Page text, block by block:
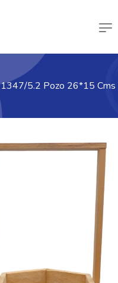
1347/5.2 Pozo 26*15 Cms